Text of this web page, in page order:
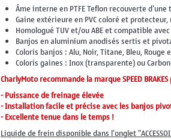
Âme interne en PTFE Teflon recouverte
Gaine extérieure en PVC coloré et
Homologué TUV et/ou ABE et compatible
Banjos en aluminium anodisés sertis et
Coloris banjos : Alu, Noir, Titane, Bleu, Rouge
Coloris gaines : Inox (transparente) ou
CharlyMoto recommande la marque SPEED
- Puissance de freinage élevée
- Installation facile et précise avec les banjos
- Excellente tenue dans le temps !
Liquide de frein disponible dans l'onglet